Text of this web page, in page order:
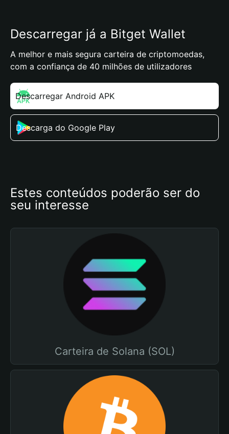
Descarregar já a Bitget Wallet
A melhor e mais segura carteira de criptomoedas,
com a confiança de 40 milhões de utilizadores
Descarregar Android APK
Descarga do Google Play
Estes conteúdos poderão ser do
seu interesse
Carteira de Solana (SOL)